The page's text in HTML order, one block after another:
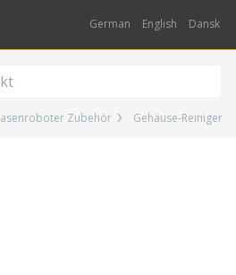
German English Dansk
(
Zubehör Gehäuse-Reiniger